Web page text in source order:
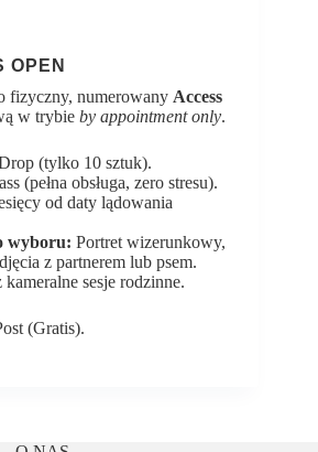
OPEN
fizyczny, numerowany Access
w trybie by appointment only.
(tylko 10 sztuk).
(pełna obsługa, zero stresu).
od daty lądowania
wyboru: Portret wizerunkowy,
z partnerem lub psem.
sesje rodzinne.
(Gratis).